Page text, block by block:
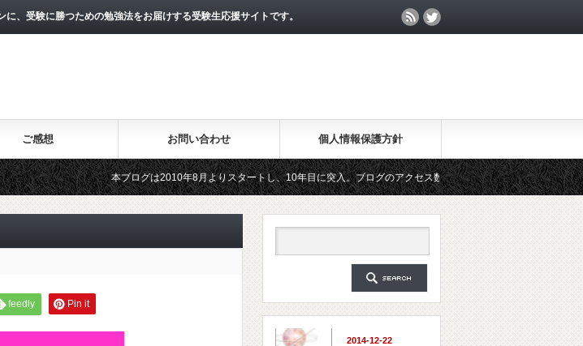
、受験に勝つための勉強法をお届けする受験生応援サイトです。
ご感想 お問い合わせ 個人情報保護方針
本ブログは2010年8月よりスタートし、10年目に突入。ブログのアクセス数が月間25万PV、公開記事数が2000記事を突破
2011年3月よりスタートした無料メールマガジン「勉強の集中力が10倍アップする秘訣」は、2018年6月に総読者数が4万
feedly Pin it
2014-12-22